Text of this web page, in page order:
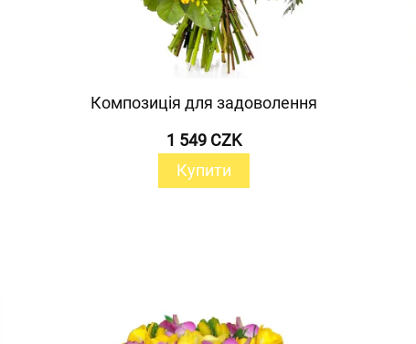
Композиція для задоволення
1 549 CZK
Купити